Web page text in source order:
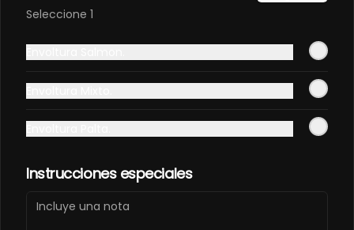
fresco, salsa acevichada y toques
EBI SAKE FURAY
Envuelto en palta, cubierto con
salmon fresco, salsa acevichada y
Seleccione 1
Instrucciones especiales